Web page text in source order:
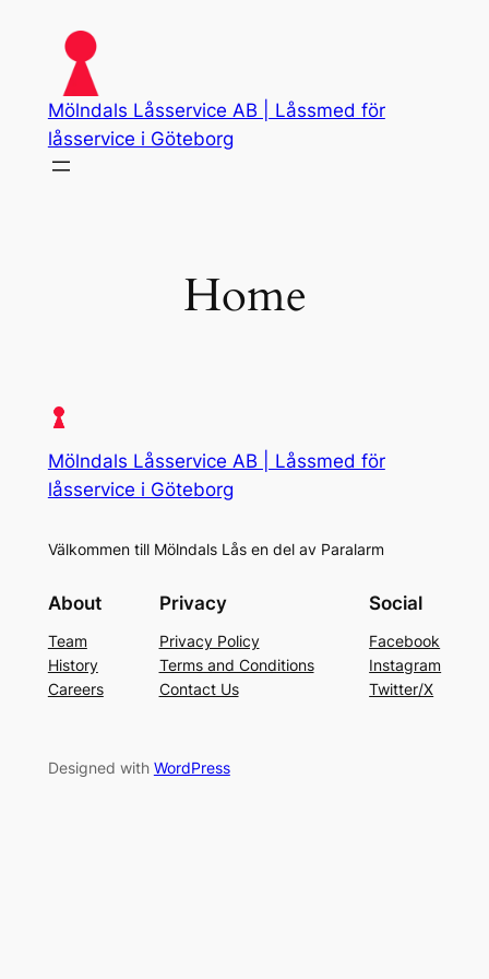
content
Mölndals Låsservice AB | Låssmed för
låsservice i Göteborg
Home
Mölndals Låsservice AB | Låssmed för
låsservice i Göteborg
Välkommen till Mölndals Lås en del av Paralarm
About
Team
History
Careers
Privacy
Privacy Policy
Terms and Conditions
Contact Us
Social
Facebook
Instagram
Twitter/X
Designed with WordPress